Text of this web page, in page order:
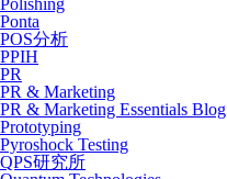
Polishing
Ponta
POS分析
PPIH
PR
PR & Marketing
PR & Marketing Essentials Blog
Prototyping
Pyroshock Testing
QPS研究所